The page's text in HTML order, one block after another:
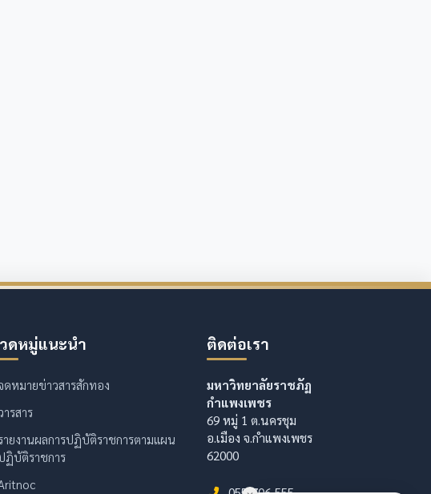
ดหมู่แนะนำ
ดหมายข่าวสารสักทอง
ารสาร
ายงานผลการปฏิบัติราชการตามแผน
ฏิบัติราชการ
ติดต่อเรา
มหาวิทยาลัยราชภัฏ
กำแพงเพชร
69 หมู่ 1 ต.นครชุม
อ.เมือง จ.กำแพงเพชร
62000